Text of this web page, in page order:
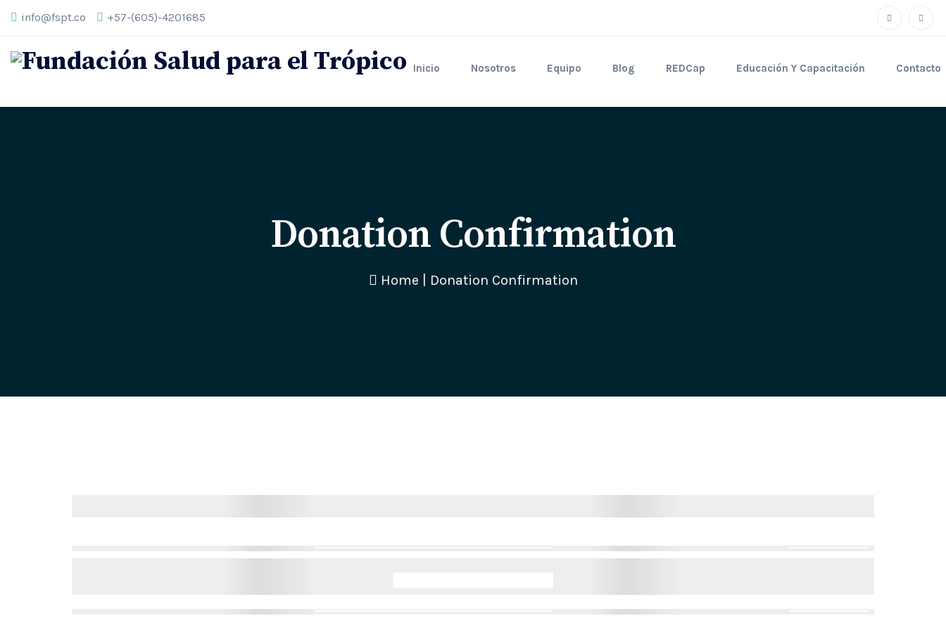
info@fspt.co +57-(605)-4201685
Inicio Nosotros Equipo Blog REDCap Educación Y Capacitación Contacto
Donation Confirmation
Home Donation Confirmation